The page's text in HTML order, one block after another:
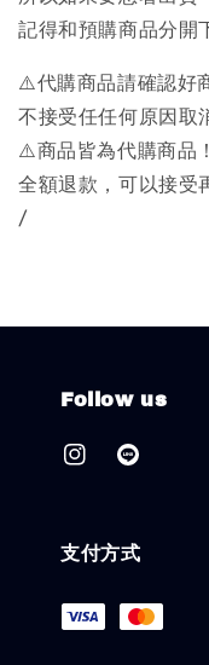
記得和預購商品分開
⚠️代購商品請確認好
不接受任任何原因取
⚠️商品皆為代購商品
全額退款，可以接受
/
Follow us
支付方式